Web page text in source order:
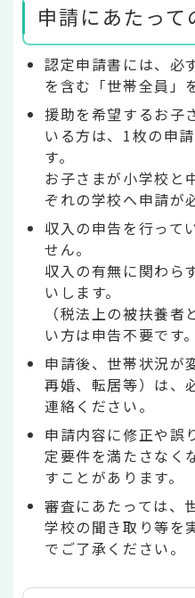
申請にあたって
認定申請書には、必
を含む「世帯全員」
援助を希望するお子
いる方は、1枚の申
す。
お子さまが小学校と
ぞれの学校へ申請が
収入の申告を行って
せん。
収入の有無に関わら
いします。
（税法上の被扶養
い方は申告不要です。
申請後、世帯状況が
再婚、転居等）は、
連絡ください。
申請内容に修正や誤
定要件を満たさなく
すことがあります。
審査にあたっては、
学校の聞き取り等を
でご了承ください。